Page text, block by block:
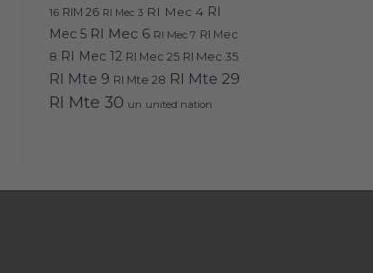
16 RIM 26 RI Mec 3 RI Mec 4 RI
Mec 5 RI Mec 6 RI Mec 7 RI Mec
8 RI Mec 12 RI Mec 25 RI Mec 35
RI Mte 9 RI Mte 28 RI Mte 29
RI Mte 30 un united nation